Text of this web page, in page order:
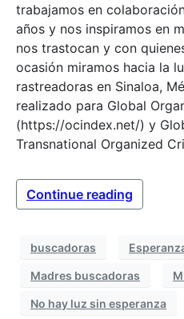
trabajamos en
años y nos inspiramos en
nos trastocan y con
ocasión miramos hacia la
rastreadoras en Sinaloa,
realizado para Global
(https://ocindex.net/) y
Transnational Organized
Continue reading
buscadoras
Madres buscadoras
No hay luz sin esperanza